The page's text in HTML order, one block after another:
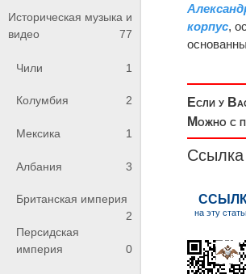
Историческая музыка и
видео
77
Чили 1
Колумбия 2
Мексика 1
Албания 3
Британская империя
2
Персидская
империя
0
корпус,
Если у
Можно с
Ссылка